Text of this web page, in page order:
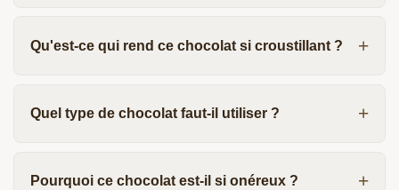
Qu'est-ce qui rend ce chocolat si croustillant ?
Quel type de chocolat faut-il utiliser ?
Pourquoi ce chocolat est-il si onéreux ?